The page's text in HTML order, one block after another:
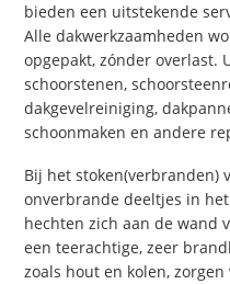
bieden een uitstekende
Alle dakwerkzaamheden
opgepakt, zónder overlast.
schoorstenen,
dakgevelreiniging,
schoonmaken en andere
Bij het stoken(verbranden)
onverbrande deeltjes in
hechten zich aan de wand
een teerachtige, zeer
zoals hout en kolen,